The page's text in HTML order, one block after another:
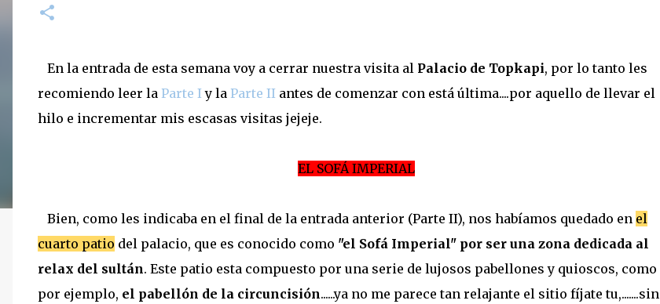
En la entrada de esta semana voy a cerrar nuestra visita al Palacio de Topkapi, por lo tanto les
recomiendo leer la Parte Iy la Parte II antes de comenzar con está última....por aquello de llevar el
hilo e incrementar mis escasas visitas jejeje.
EL SOFÁ IMPERIAL
Bien, como les indicaba en el final de la entrada anterior (Parte II), nos habíamos quedado en el
cuarto patio del palacio, que es conocido como "el Sofá Imperial" por ser una zona dedicada al
relax del sultán. Este patio esta compuesto por una serie de lujosos pabellones y quioscos, como
por ejemplo, el pabellón de la circuncisión......ya no me parece tan relajante el sitio fíjate tu,.......sin